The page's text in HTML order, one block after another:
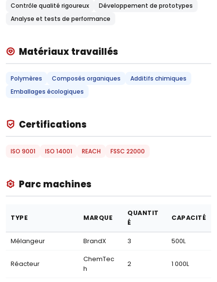
Contrôle qualité rigoureux
Développement de prototypes
Analyse et tests de performance
Matériaux travaillés
Polymères Composés organiques
Additifs chimiques
Emballages écologiques
Certifications
ISO 9001 ISO 14001 REACH FSSC 22000
Parc machines
TYPE MARQUE
QUANTIT
É
CAPACITÉ
Mélangeur BrandX 3 500L
Réacteur
ChemTec
h
2 1 000L